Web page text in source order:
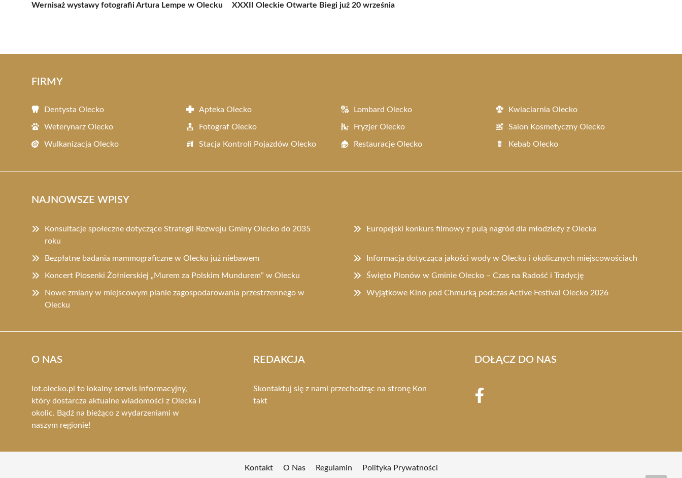
Wernisaż wystawy fotografii Artura Lempe w Olecku XXXII Oleckie Otwarte Biegi już 20 września
FIRMY
Dentysta Olecko Apteka Olecko Lombard Olecko Kwiaciarnia Olecko
Weterynarz Olecko Fotograf Olecko Fryzjer Olecko Salon Kosmetyczny Olecko
Wulkanizacja Olecko Stacja Kontroli Pojazdów Olecko Restauracje Olecko Kebab Olecko
NAJNOWSZE WPISY
Konsultacje społeczne dotyczące Strategii Rozwoju Gminy Olecko do 2035
roku
Europejski konkurs filmowy z pulą nagród dla młodzieży z Olecka
Bezpłatne badania mammograficzne w Olecku już niebawem Informacja dotycząca jakości wody w Olecku i okolicznych miejscowościach
Koncert Piosenki Żołnierskiej „Murem za Polskim Mundurem” w Olecku Święto Plonów w Gminie Olecko – Czas na Radość i Tradycję
Nowe zmiany w miejscowym planie zagospodarowania przestrzennego w
Olecku
Wyjątkowe Kino pod Chmurką podczas Active Festival Olecko 2026
O NAS
lot.olecko.pl to lokalny serwis informacyjny,
który dostarcza aktualne wiadomości z Olecka i
okolic. Bądź na bieżąco z wydarzeniami w
naszym regionie!
REDAKCJA
Skontaktuj się z nami przechodząc na stronę Kon
takt
DOŁĄCZ DO NAS
Kontakt O Nas Regulamin Polityka Prywatności